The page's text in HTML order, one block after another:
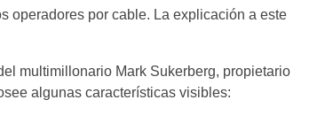
operadores por cable. La explicación a este
multimillonario Mark Sukerberg, propietario
algunas características visibles: